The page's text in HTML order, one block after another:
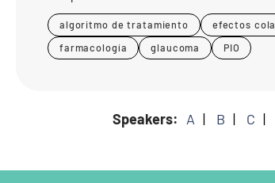
algoritmo de tratamiento
efectos
farmacología
glaucoma PIO
Speakers: A B C